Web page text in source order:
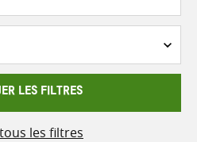
LES FILTRES
les filtres